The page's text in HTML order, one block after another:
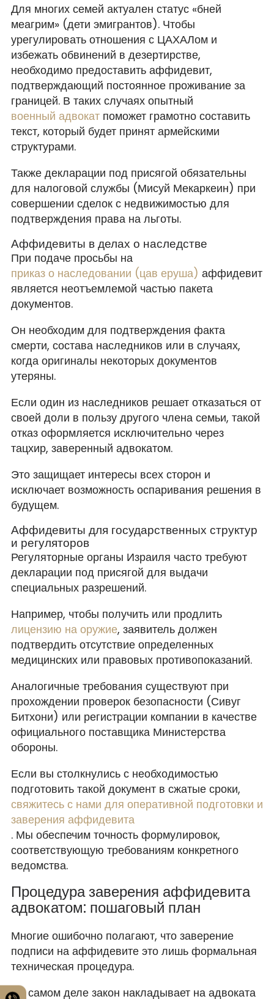
Для многих семей актуален статус «бней
меагрим» (дети эмигрантов). Чтобы
урегулировать отношения с ЦАХАЛом и
избежать обвинений в дезертирстве,
необходимо предоставить аффидевит,
подтверждающий постоянное проживание за
границей. В таких случаях опытный
военный адвокатпоможет грамотно составить
текст, который будет принят армейскими
структурами.
Также декларации под присягой обязательны
для налоговой службы (Мисуй Мекаркеин) при
совершении сделок с недвижимостью для
подтверждения права на льготы.
Аффидевиты в делах о наследстве
При подаче просьбы на
приказ о наследовании (цав еруша) аффидевит
является неотъемлемой частью пакета
документов.
Он необходим для подтверждения факта
смерти, состава наследников или в случаях,
когда оригиналы некоторых документов
утеряны.
Если один из наследников решает отказаться от
своей доли в пользу другого члена семьи, такой
отказ оформляется исключительно через
тацхир, заверенный адвокатом.
Это защищает интересы всех сторон и
исключает возможность оспаривания решения в
будущем.
Аффидевиты для государственных структур
и регуляторов
Регуляторные органы Израиля часто требуют
декларации под присягой для выдачи
специальных разрешений.
Например, чтобы получить или продлить
лицензию на оружие, заявитель должен
подтвердить отсутствие определенных
медицинских или правовых противопоказаний.
Аналогичные требования существуют при
прохождении проверок безопасности (Сивуг
Битхони) или регистрации компании в качестве
официального поставщика Министерства
обороны.
Если вы столкнулись с необходимостью
подготовить такой документ в сжатые сроки,
свяжитесь с нами для оперативной подготовки и
заверения аффидевита
. Мы обеспечим точность формулировок,
соответствующую требованиям конкретного
ведомства.
Процедура заверения аффидевита
адвокатом: пошаговый план
Многие ошибочно полагают, что заверение
подписи на аффидевите это лишь формальная
техническая процедура.
На самом деле закон накладывает на адвоката